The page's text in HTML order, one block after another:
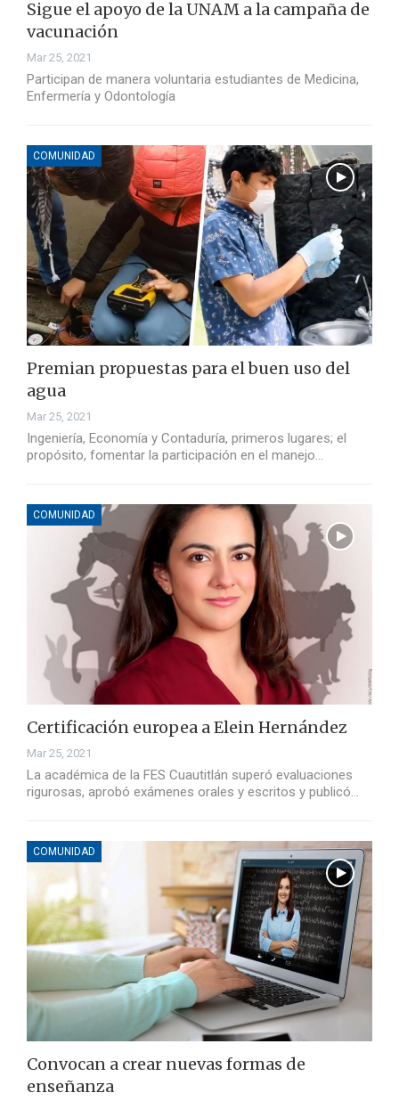
Sigue el apoyo de la UNAM a la campaña de
vacunación
Mar 25, 2021
Participan de manera voluntaria estudiantes de Medicina,
Enfermería y Odontología
COMUNIDAD
Premian propuestas para el buen uso del
agua
Mar 25, 2021
Ingeniería, Economía y Contaduría, primeros lugares; el
propósito, fomentar la participación en el manejo…
COMUNIDAD
Certificación europea a Elein Hernández
Mar 25, 2021
La académica de la FES Cuautitlán superó evaluaciones
rigurosas, aprobó exámenes orales y escritos y publicó…
COMUNIDAD
Convocan a crear nuevas formas de
enseñanza